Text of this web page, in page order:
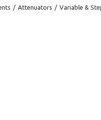
/ Attenuators / Variable &